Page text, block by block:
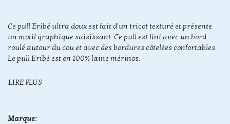
Ce pull Eribé ultra doux est fait d'un tricot texturé et présente
un motif graphique saisissant. Ce pull est fini avec un bord
roulé autour du cou et avec des bordures côtelées confortables.
Le pull Eribé est en 100% laine mérinos.
LIRE PLUS
Marque: